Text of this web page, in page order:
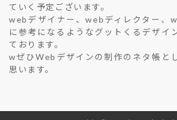
ていく予定ございます。
webデザイナー、webディレクター、
に参考になるようなグットくるデザイ
ております。
wぜひWebデザインの制作のネタ帳と
思います。